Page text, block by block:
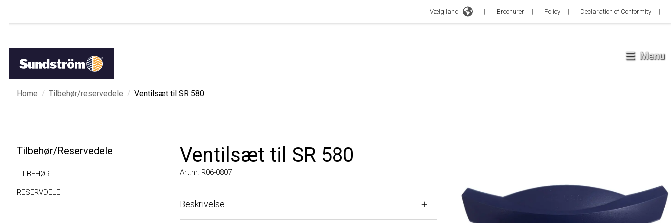
Vælg land Brochurer Policy Declaration of Conformity
Menu
Home / Tilbehør/reservedele / Ventilsæt til SR 580
Tilbehør/Reservedele
TILBEHØR
RESERVDELE
Ventilsæt til SR 580
Art.nr. R06-0807
Beskrivelse